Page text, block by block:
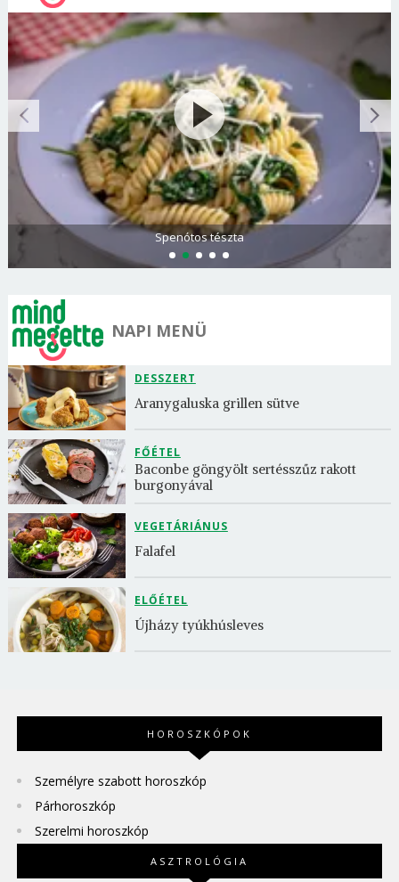
Spenótos tészta
NAPI MENÜ
DESSZERT
Aranygaluska grillen sütve
FŐÉTEL
Baconbe göngyölt sertésszűz rakott
burgonyával
VEGETÁRIÁNUS
Falafel
ELŐÉTEL
Újházy tyúkhúsleves
HOROSZKÓPOK
Személyre szabott horoszkóp
Párhoroszkóp
Szerelmi horoszkóp
ASZTROLÓGIA